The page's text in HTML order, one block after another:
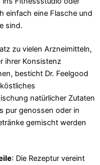
einfach eine Flasche und
sind.
zu vielen Arzneimitteln,
ihrer Konsistenz
besticht Dr. Feelgood
natürlicher Zutaten
pur genossen oder in
gemischt werden
: Die Rezeptur vereint